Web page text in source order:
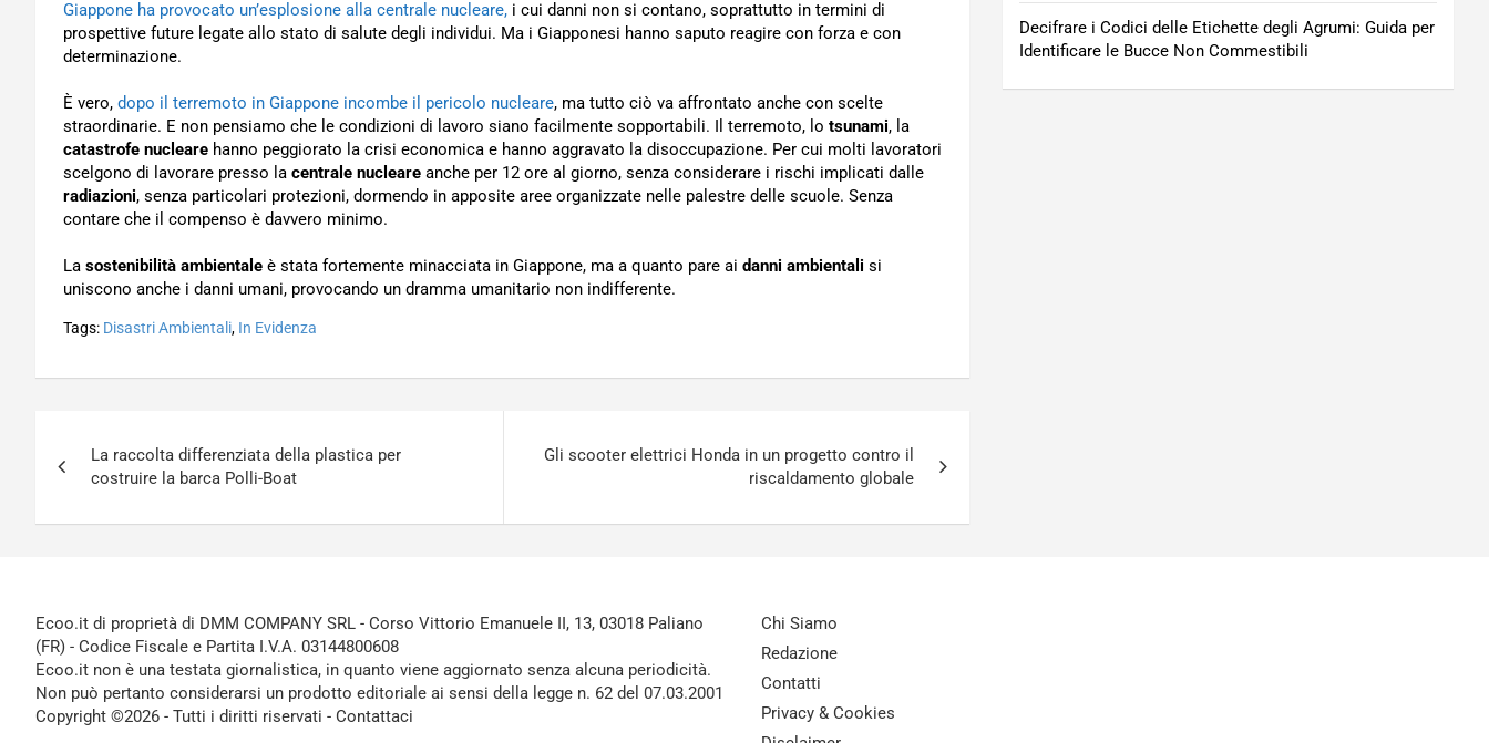
Giappone ha provocato un’esplosione alla centrale nucleare, i cui danni non si contano, soprattutto in termini di
prospettive future legate allo stato di salute degli individui. Ma i Giapponesi hanno saputo reagire con forza e con
determinazione.
È vero, dopo il terremoto in Giappone incombe il pericolo nucleare, ma tutto ciò va affrontato anche con scelte
straordinarie. E non pensiamo che le condizioni di lavoro siano facilmente sopportabili. Il terremoto, lo tsunami, la
catastrofe nucleare hanno peggiorato la crisi economica e hanno aggravato la disoccupazione. Per cui molti lavoratori
scelgono di lavorare presso la centrale nucleare anche per 12 ore al giorno, senza considerare i rischi implicati dalle
radiazioni, senza particolari protezioni, dormendo in apposite aree organizzate nelle palestre delle scuole. Senza
contare che il compenso è davvero minimo.
La sostenibilità ambientale è stata fortemente minacciata in Giappone, ma a quanto pare ai danni ambientali si
uniscono anche i danni umani, provocando un dramma umanitario non indifferente.
Tags: Disastri Ambientali, In Evidenza
articoli
La raccolta differenziata della plastica per
costruire la barca Polli-Boat
Gli scooter elettrici Honda in un progetto contro il
riscaldamento globale
Decifrare i Codici delle Etichette degli Agrumi: Guida per
Identificare le Bucce Non Commestibili
Ecoo.it di proprietà di DMM COMPANY SRL - Corso Vittorio Emanuele II, 13, 03018 Paliano
(FR) - Codice Fiscale e Partita I.V.A. 03144800608
Ecoo.it non è una testata giornalistica, in quanto viene aggiornato senza alcuna periodicità.
Non può pertanto considerarsi un prodotto editoriale ai sensi della legge n. 62 del 07.03.2001
Copyright ©2026 - Tutti i diritti riservati - Contattaci
Chi Siamo
Redazione
Contatti
Privacy & Cookies